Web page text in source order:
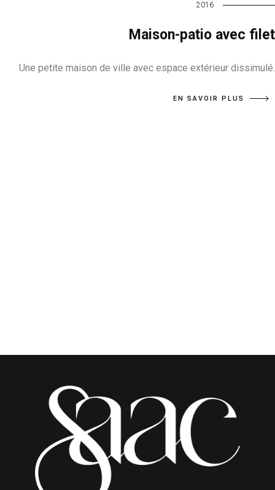
2016
Maison-patio avec filet
Une petite maison de ville avec espace extérieur dissimulé.
EN SAVOIR PLUS